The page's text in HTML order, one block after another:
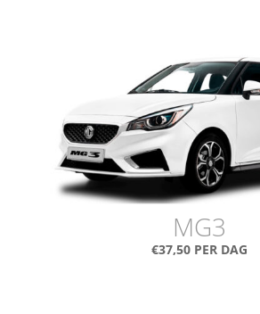
MG3
€37,50 PER DAG